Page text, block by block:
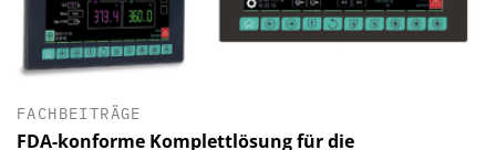
FACHBEITRÄGE
FDA-konforme Komplettlösung für die